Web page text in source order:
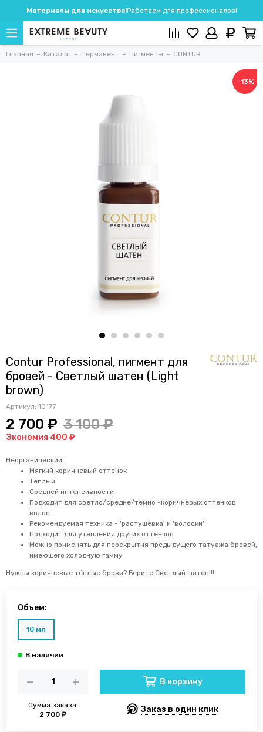
Материалы для искусства!Работаем для профессионалов!
Главная Каталог Перманент Пигменты CONTUR
−13%
Contur Professional, пигмент для
бровей - Светлый шатен (Light
brown)
Артикул: 10177
2 700 ₽ 3 100 ₽
Экономия 400 ₽
Неорганический
Мягкий коричневый оттенок
Тёплый
Средней интенсивности
Подходит для светло/средне/тёмно -коричневых оттенков
волос
Рекомендуемая техника - 'растушёвка' и 'волоски'
Подходит для утепления других оттенков
Можно применять для перекрытия предыдущего татуажа бровей,
имеющего холодную гамму
Нужны коричневые тёплые брови? Берите Светлый шатен!!!
Объем:
10 мл
Сумма заказа:
2 700 ₽
В корзину
Заказ в один клик